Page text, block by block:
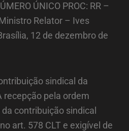
ÚNICO PROC: RR –
Relator – Ives
12 de dezembro de
sindical da
recepção pela ordem
contribuição sindical
art. 578 CLT e exigível de